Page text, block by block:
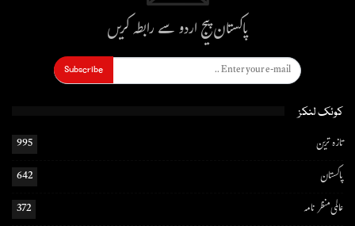
پاکستان پیج اردو سے رابطہ کریں
Subscribe
کوئک لنکز
تازہ ترین
995
پاکستان
642
عالمی منظر نامہ
372